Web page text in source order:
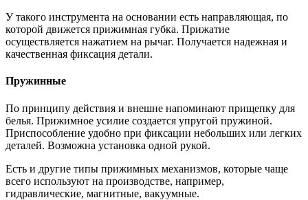
У такого инструмента на основании есть направляющая, по
которой движется прижимная губка. Прижатие
осуществляется нажатием на рычаг. Получается надежная и
качественная фиксация детали.
Пружинные
По принципу действия и внешне напоминают прищепку для
белья. Прижимное усилие создается упругой пружиной.
Приспособление удобно при фиксации небольших или легких
деталей. Возможна установка одной рукой.
Есть и другие типы прижимных механизмов, которые чаще
всего используют на производстве, например,
гидравлические, магнитные, вакуумные.